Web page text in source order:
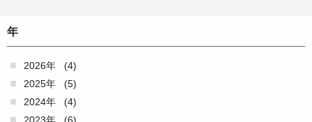
年
2026年
(4)
2025年
(5)
2024年
(4)